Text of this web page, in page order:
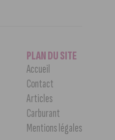
PLAN DU SITE
Accueil
Contact
Articles
Carburant
Mentions légales